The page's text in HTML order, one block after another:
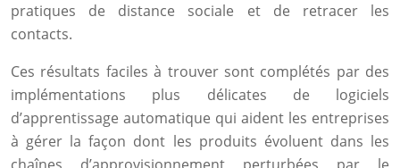
pratiques de distance sociale et de retracer les
contacts.
Ces résultats faciles à trouver sont complétés par des
implémentations plus délicates de logiciels
d’apprentissage automatique qui aident les entreprises
à gérer la façon dont les produits évoluent dans les